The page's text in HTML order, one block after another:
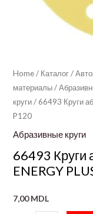
Home/ Каталог/
материалы/
круги/ 66493 Круги
P120
Абразивные круги
66493 Круги
ENERGY
7,00MDL